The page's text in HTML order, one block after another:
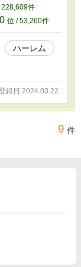
228,609件
位 / 53,260件
ハーレム
録日 2024.03.22
9 件